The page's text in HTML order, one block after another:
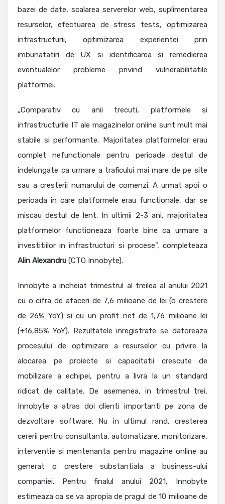
bazei de date, scalarea serverelor web, suplimentarea
resurselor, efectuarea de stress tests, optimizarea
infrastructurii, optimizarea experientei prin
imbunatatiri de UX si identificarea si remedierea
eventualelor probleme privind vulnerabilitatile
platformei.
„Comparativ cu anii trecuti, platformele si
infrastructurile IT ale magazinelor online sunt mult mai
stabile si performante. Majoritatea platformelor erau
complet nefunctionale pentru perioade destul de
indelungate ca urmare a traficului mai mare de pe site
sau a cresterii numarului de comenzi. A urmat apoi o
perioada in care platformele erau functionale, dar se
miscau destul de lent. In ultimii 2-3 ani, majoritatea
platformelor functioneaza foarte bine ca urmare a
investitiilor in infrastructuri si procese”, completeaza
Alin Alexandru (CTO Innobyte).
Innobyte a incheiat trimestrul al treilea al anului 2021
cu o cifra de afaceri de 7,6 milioane de lei (o crestere
de 26% YoY) si cu un profit net de 1,76 milioane lei
(+16,85% YoY). Rezultatele inregistrate se datoreaza
procesului de optimizare a resurselor cu privire la
alocarea pe proiecte si capacitatii crescute de
mobilizare a echipei, pentru a livra la un standard
ridicat de calitate. De asemenea, in trimestrul trei,
Innobyte a atras doi clienti importanti pe zona de
dezvoltare software. Nu in ultimul rand, cresterea
cererii pentru consultanta, automatizare, monitorizare,
interventie si mentenanta pentru magazine online au
generat o crestere substantiala a business-ului
companiei. Pentru finalul anului 2021, Innobyte
estimeaza ca se va apropia de pragul de 10 milioane de